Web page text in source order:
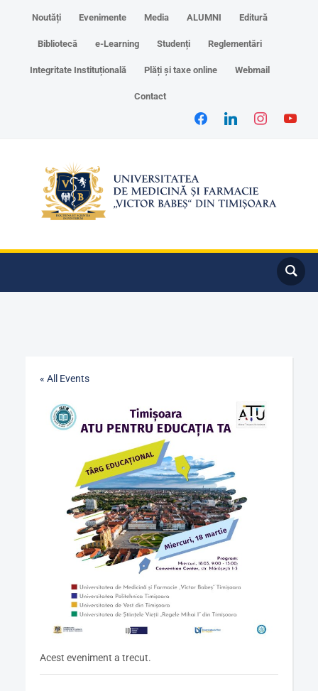
Noutăți Evenimente Media ALUMNI Editură
Bibliotecă e-Learning Studenți Reglementări
Integritate Instituțională Plăți și taxe online Webmail
Contact
« All Events
Acest eveniment a trecut.